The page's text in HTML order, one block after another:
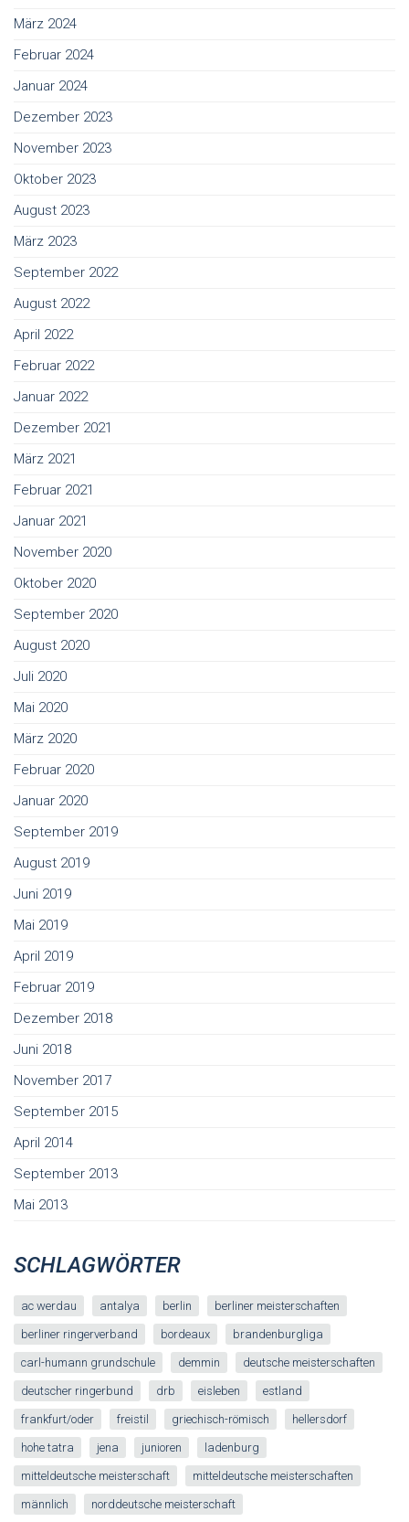
März 2024
Februar 2024
Januar 2024
Dezember 2023
November 2023
Oktober 2023
August 2023
März 2023
September 2022
August 2022
April 2022
Februar 2022
Januar 2022
Dezember 2021
März 2021
Februar 2021
Januar 2021
November 2020
Oktober 2020
September 2020
August 2020
Juli 2020
Mai 2020
März 2020
Februar 2020
Januar 2020
September 2019
August 2019
Juni 2019
Mai 2019
April 2019
Februar 2019
Dezember 2018
Juni 2018
November 2017
September 2015
April 2014
September 2013
Mai 2013
SCHLAGWÖRTER
ac werdau antalya berlin berliner meisterschaften
berliner ringerverband bordeaux brandenburgliga
carl-humann grundschule demmin deutsche meisterschaften
deutscher ringerbund drb eisleben estland
frankfurt/oder freistil griechisch-römisch hellersdorf
hohe tatra jena junioren ladenburg
mitteldeutsche meisterschaft mitteldeutsche meisterschaften
männlich norddeutsche meisterschaft